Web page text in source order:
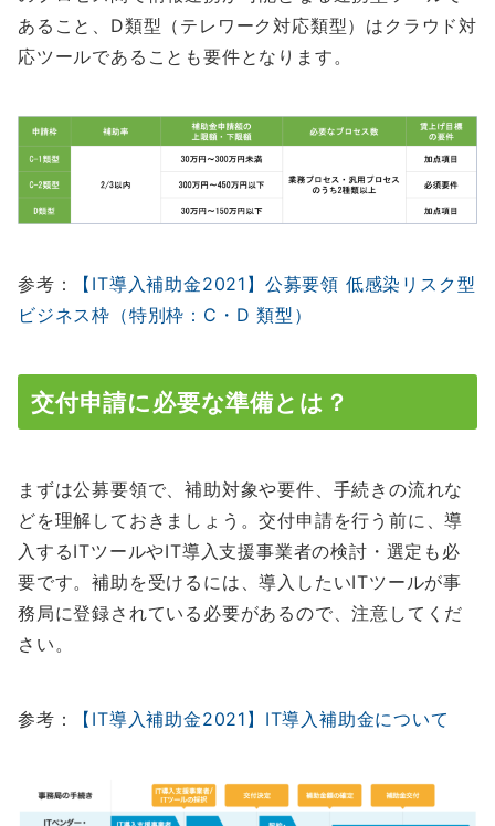
あること、D類型（テレワーク対応類型）はクラウド対
応ツールであることも要件となります。
参考：
【IT導入補助金2021】公募要領 低感染リスク型
ビジネス枠（特別枠：C・D 類型）
交付申請に必要な準備とは？
まずは公募要領で、補助対象や要件、手続きの流れな
どを理解しておきましょう。交付申請を行う前に、導
入するITツールやIT導入支援事業者の検討・選定も必
要です。補助を受けるには、導入したいITツールが事
務局に登録されている必要があるので、注意してくだ
さい。
参考： 【IT導入補助金2021】IT導入補助金について